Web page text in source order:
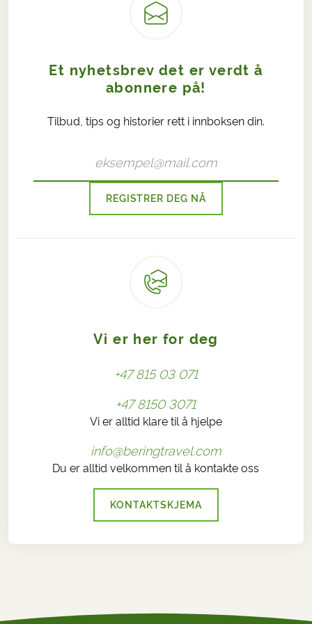
Et nyhetsbrev det er verdt å
abonnere på!
Tilbud, tips og historier rett i innboksen din.
REGISTRER DEG NÅ
Vi er her for deg
+47 815 03 071
+47 8150 3071
Vi er alltid klare til å hjelpe
info@beringtravel.com
Du er alltid velkommen til å kontakte oss
KONTAKTSKJEMA